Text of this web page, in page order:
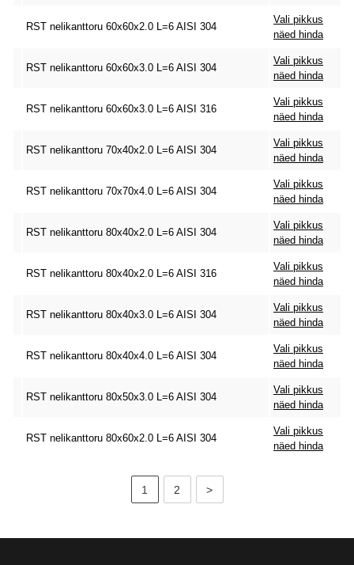
RST nelikanttoru 60x60x2.0 L=6 AISI 304
Vali pikkus
näed hinda
RST nelikanttoru 60x60x3.0 L=6 AISI 304
Vali pikkus
näed hinda
RST nelikanttoru 60x60x3.0 L=6 AISI 316
Vali pikkus
näed hinda
RST nelikanttoru 70x40x2.0 L=6 AISI 304
Vali pikkus
näed hinda
RST nelikanttoru 70x70x4.0 L=6 AISI 304
Vali pikkus
näed hinda
RST nelikanttoru 80x40x2.0 L=6 AISI 304
Vali pikkus
näed hinda
RST nelikanttoru 80x40x2.0 L=6 AISI 316
Vali pikkus
näed hinda
RST nelikanttoru 80x40x3.0 L=6 AISI 304
Vali pikkus
näed hinda
RST nelikanttoru 80x40x4.0 L=6 AISI 304
Vali pikkus
näed hinda
RST nelikanttoru 80x50x3.0 L=6 AISI 304
Vali pikkus
näed hinda
RST nelikanttoru 80x60x2.0 L=6 AISI 304
Vali pikkus
näed hinda
1 2 >